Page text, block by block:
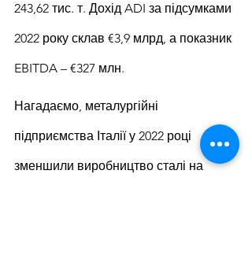
243,62 тис. т. Дохід ADI за підсумками
2022 року склав €3,9 млрд, а показник
EBITDA – €327 млн.
Нагадаємо, металургійні
підприємства Італії у 2022 році
зменшили виробництво сталі на